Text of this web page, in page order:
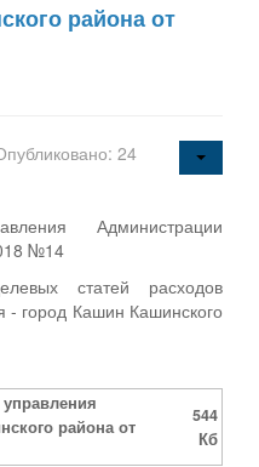
района от
24
Администрации
№14
статей расходов
- город Кашин Кашинского
района от
544
Кб